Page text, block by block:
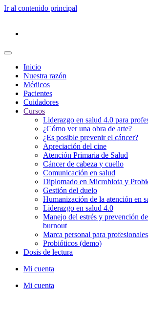
Ir al contenido principal
Inicio
Nuestra razón
Médicos
Pacientes
Cuidadores
Cursos
Liderazgo en salud 4.0 para
¿Cómo ver una obra de arte?
¿Es posible prevenir el cáncer?
Apreciación del cine
Atención Primaria de Salud
Cáncer de cabeza y cuello
Comunicación en salud
Diplomado en Microbiota y
Gestión del duelo
Humanización de la atención en
Liderazgo en salud 4.0
Manejo del estrés y prevención
burnout
Marca personal para
Probióticos (demo)
Dosis de lectura
Mi cuenta
Mi cuenta